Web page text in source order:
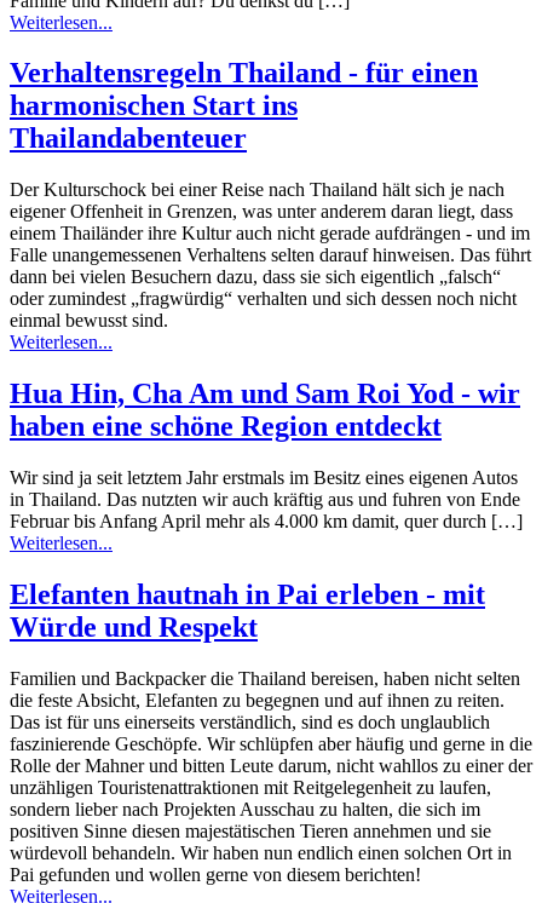
Weiterlesen...
Verhaltensregeln Thailand - für einen
harmonischen Start ins
Thailandabenteuer
Der Kulturschock bei einer Reise nach Thailand hält sich je nach
eigener Offenheit in Grenzen, was unter anderem daran liegt, dass
einem Thailänder ihre Kultur auch nicht gerade aufdrängen - und im
Falle unangemessenen Verhaltens selten darauf hinweisen. Das führt
dann bei vielen Besuchern dazu, dass sie sich eigentlich „falsch“
oder zumindest „fragwürdig“ verhalten und sich dessen noch nicht
einmal bewusst sind.
Weiterlesen...
Hua Hin, Cha Am und Sam Roi Yod - wir
haben eine schöne Region entdeckt
Wir sind ja seit letztem Jahr erstmals im Besitz eines eigenen Autos
in Thailand. Das nutzten wir auch kräftig aus und fuhren von Ende
Februar bis Anfang April mehr als 4.000 km damit, quer durch […]
Weiterlesen...
Elefanten hautnah in Pai erleben - mit
Würde und Respekt
Familien und Backpacker die Thailand bereisen, haben nicht selten
die feste Absicht, Elefanten zu begegnen und auf ihnen zu reiten.
Das ist für uns einerseits verständlich, sind es doch unglaublich
faszinierende Geschöpfe. Wir schlüpfen aber häufig und gerne in die
Rolle der Mahner und bitten Leute darum, nicht wahllos zu einer der
unzähligen Touristenattraktionen mit Reitgelegenheit zu laufen,
sondern lieber nach Projekten Ausschau zu halten, die sich im
positiven Sinne diesen majestätischen Tieren annehmen und sie
würdevoll behandeln. Wir haben nun endlich einen solchen Ort in
Pai gefunden und wollen gerne von diesem berichten!
Weiterlesen...